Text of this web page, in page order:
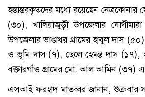
হস্তান্তরকৃতদের মধ্যে রয়েছেন
(৩০), খালিয়াজুড়ী উপজেলার
উপজেলার ভাঙাধর গ্রামের হাবুল দাস
ও ভূমি দাস (৭), ছেলে হেমন্ত দাস
বক্তারগাঁও গ্রামের মো. আল আমিন (৩৭)
এসআই ফরহাদ মাতব্বর জানান, শুক্রবার